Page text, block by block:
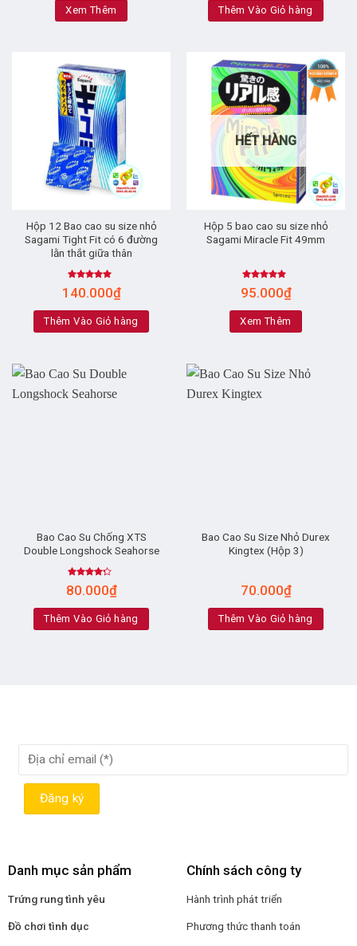
Xem Thêm Thêm Vào Giỏ hàng
Hộp 12 Bao cao su size nhỏ
Sagami Tight Fit có 6 đường
lằn thắt giữa thân
Rated4.71
out of 5
140.000₫
Thêm Vào Giỏ hàng
HẾT HÀNG
Hộp 5 bao cao su size nhỏ
Sagami Miracle Fit 49mm
Rated5.00
out of 5
95.000₫
Xem Thêm
Bao Cao Su Chống XTS
Double Longshock Seahorse
Rated
4.00out
80.000₫
Thêm Vào Giỏ hàng
Bao Cao Su Size Nhỏ Durex
Kingtex (Hộp 3)
70.000₫
Thêm Vào Giỏ hàng
Danh mục sản phẩm
Trứng rung tình yêu
Đồ chơi tình dục
Chính sách công ty
Hành trình phát triển
Phương thức thanh toán